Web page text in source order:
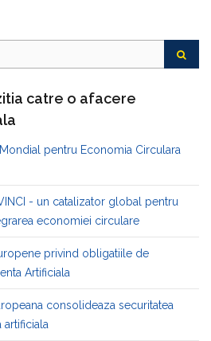
catre o afacere
pentru Economia Circulara
- un catalizator global pentru
economiei circulare
privind obligatiile de
Artificiala
consolideaza securitatea